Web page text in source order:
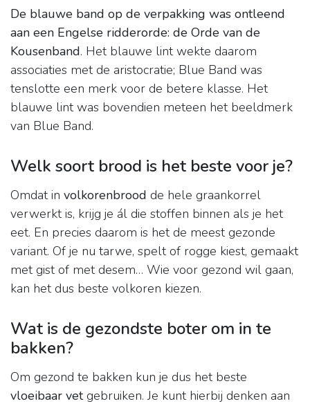
De blauwe band op de verpakking was ontleend
aan een Engelse ridderorde: de Orde van de
Kousenband. Het blauwe lint wekte daarom
associaties met de aristocratie; Blue Band was
tenslotte een merk voor de betere klasse. Het
blauwe lint was bovendien meteen het beeldmerk
van Blue Band.
Welk soort brood is het beste voor je?
Omdat in volkorenbrood de hele graankorrel
verwerkt is, krijg je ál die stoffen binnen als je het
eet. En precies daarom is het de meest gezonde
variant. Of je nu tarwe, spelt of rogge kiest, gemaakt
met gist of met desem… Wie voor gezond wil gaan,
kan het dus beste volkoren kiezen.
Wat is de gezondste boter om in te
bakken?
Om gezond te bakken kun je dus het beste
vloeibaar vetgebruiken. Je kunt hierbij denken aan